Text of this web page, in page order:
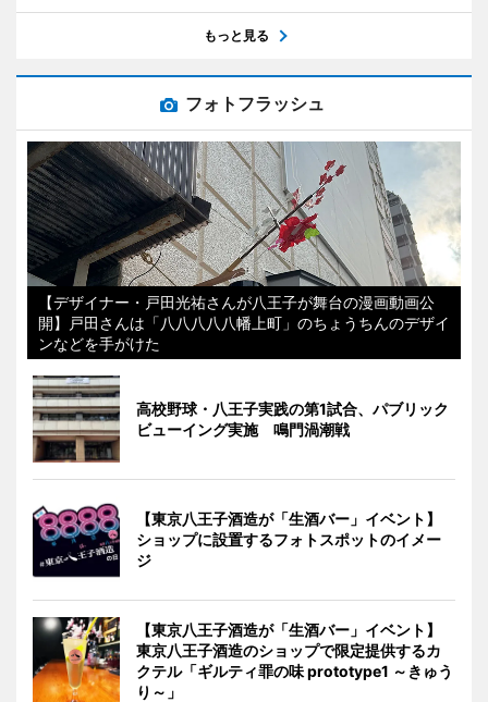
もっと見る
フォトフラッシュ
【デザイナー・戸田光祐さんが八王子が舞台の漫画動画公
開】戸田さんは「八八八八八幡上町」のちょうちんのデザイ
ンなどを手がけた
高校野球・八王子実践の第1試合、パブリック
ビューイング実施 鳴門渦潮戦
【東京八王子酒造が「生酒バー」イベント】
ショップに設置するフォトスポットのイメー
ジ
【東京八王子酒造が「生酒バー」イベント】
東京八王子酒造のショップで限定提供するカ
クテル「ギルティ罪の味 prototype1 ～きゅう
り～」